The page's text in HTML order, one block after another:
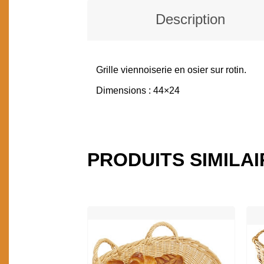
Description
DESCRIPTION
Grille viennoiserie en osier sur rotin.
Dimensions : 44×24
PRODUITS